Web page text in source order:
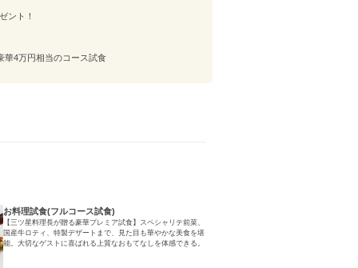
ント！
華4万円相当のコース試食
お料理試食(フルコース試食)
【三ツ星料理長が贈る豪華プレミア試食】スペシャリテ前菜、
国産牛ロティ、特製デザートまで、見た目も華やかな美食を堪
能。大切なゲストに喜ばれる上質なおもてなしを体感できる。